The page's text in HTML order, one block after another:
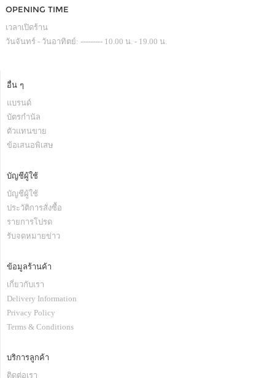
OPENING TIME
เวลาเปิดร้าน
วันจันทร์ - วันอาทิตย์: --------- 10.00 น. - 19.00 น.
อื่น ๆ
แบรนด์
บัตรกำนัล
ตัวแทนขาย
ข้อเสนอพิเสษ
บัญชีผู้ใช้
บัญชีผู้ใช้
ประวัติการสั่งซื้อ
รายการโปรด
รับจดหมายข่าว
ข้อมูลร้านค้า
เกี่ยวกับเรา
Delivery Information
Privacy Policy
Terms & Conditions
บริการลูกค้า
ติดต่อเรา